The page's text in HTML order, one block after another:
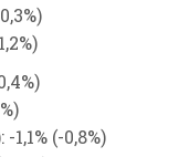
-1,1% (-0,8%)